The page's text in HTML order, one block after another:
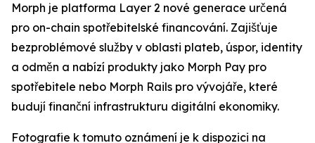
Morph je platforma Layer 2 nové generace určená
pro on-chain spotřebitelské financování. Zajišťuje
bezproblémové služby v oblasti plateb, úspor, identity
a odměn a nabízí produkty jako Morph Pay pro
spotřebitele nebo Morph Rails pro vývojáře, které
budují finanční infrastrukturu digitální ekonomiky.
Fotografie k tomuto oznámení je k dispozici na